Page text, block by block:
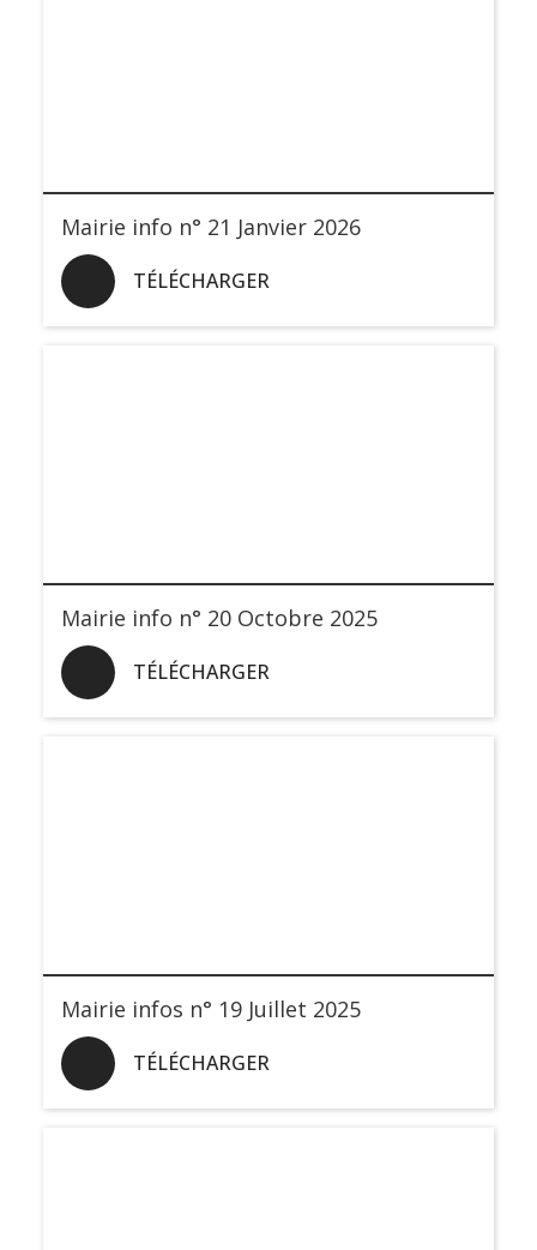
Mairie info n° 21 Janvier 2026
TÉLÉCHARGER
Mairie info n° 20 Octobre 2025
TÉLÉCHARGER
Mairie infos n° 19 Juillet 2025
TÉLÉCHARGER